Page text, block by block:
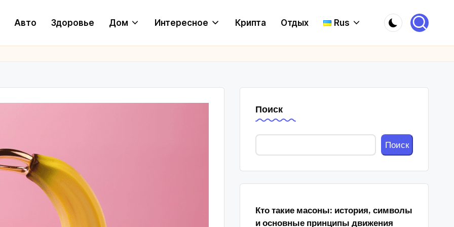
Авто Здоровье Дом Интересное Крипта Отдых Rus
Поиск
Поиск
Кто такие масоны: история, символы
и основные принципы движения